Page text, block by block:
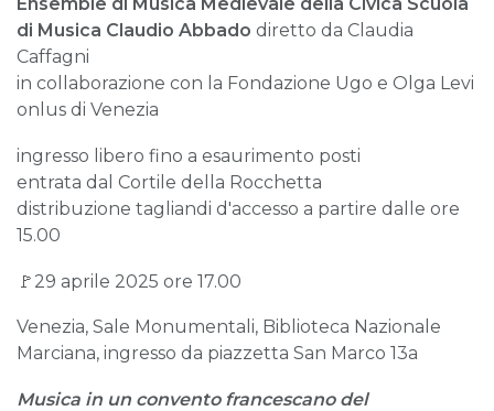
Ensemble di Musica Medievale della Civica Scuola
di Musica Claudio Abbado diretto da Claudia
Caffagni
in collaborazione con la Fondazione Ugo e Olga Levi
onlus di Venezia
ingresso libero fino a esaurimento posti
entrata dal Cortile della Rocchetta
distribuzione tagliandi d'accesso a partire dalle ore
15.00
🚩29 aprile 2025 ore 17.00
Venezia, Sale Monumentali, Biblioteca Nazionale
Marciana, ingresso da piazzetta San Marco 13a
Musica in un convento francescano del